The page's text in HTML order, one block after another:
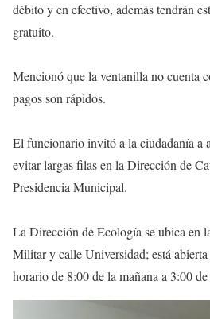
débito y en efectivo, además tendrán
gratuito.
Mencionó que la ventanilla no cuenta
pagos son rápidos.
El funcionario invitó a la ciudadanía a
evitar largas filas en la Dirección de
Presidencia Municipal.
La Dirección de Ecología se ubica en
Militar y calle Universidad; está abierta
horario de 8:00 de la mañana a 3:00